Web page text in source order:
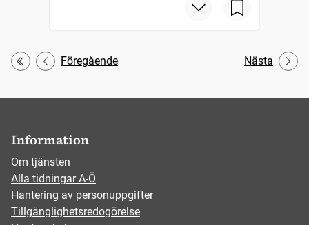
Första
Föregående Nästa
Information
Om tjänsten
Alla tidningar A-Ö
Hantering av personuppgifter
Tillgänglighetsredogörelse